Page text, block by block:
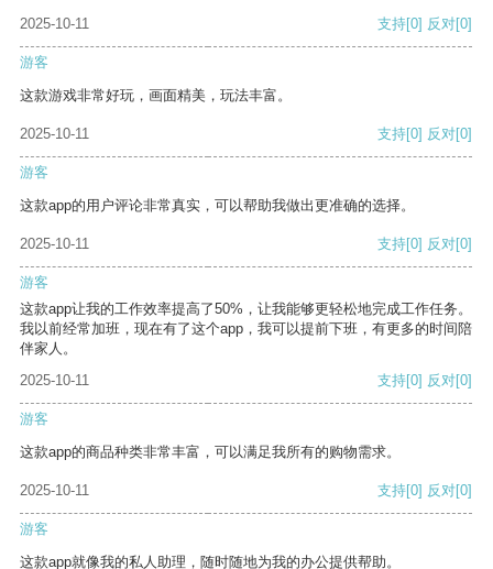
2025-10-11 支持[0] 反对[0]
游客
这款游戏非常好玩，画面精美，玩法丰富。
2025-10-11 支持[0] 反对[0]
游客
这款app的用户评论非常真实，可以帮助我做出更准确的选择。
2025-10-11 支持[0] 反对[0]
游客
这款app让我的工作效率提高了50%，让我能够更轻松地完成工作任务。
我以前经常加班，现在有了这个app，我可以提前下班，有更多的时间陪
伴家人。
2025-10-11
支持[0] 反对[0]
游客
这款app的商品种类非常丰富，可以满足我所有的购物需求。
2025-10-11 支持[0] 反对[0]
游客
这款app就像我的私人助理，随时随地为我的办公提供帮助。